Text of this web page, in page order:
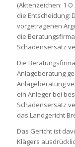
(Aktenzeichen: 1
die Entscheidung:
vorgetragenen
die
Schadensersatz
Die
Anlageberatung
Anlageberatung
ein Anleger bei
Schadensersatz
das Landgericht
Das Gericht ist
Klägers